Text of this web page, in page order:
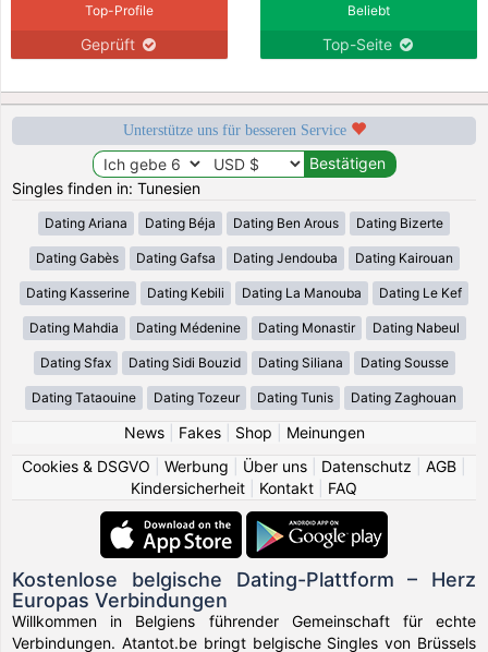
Top-Profile
Geprüft
Beliebt
Top-Seite
Unterstütze uns für besseren Service
Singles finden in: Tunesien
Dating Ariana Dating Béja Dating Ben Arous Dating Bizerte
Dating Gabès Dating Gafsa Dating Jendouba Dating Kairouan
Dating Kasserine Dating Kebili Dating La Manouba Dating Le Kef
Dating Mahdia Dating Médenine Dating Monastir Dating Nabeul
Dating Sfax Dating Sidi Bouzid Dating Siliana Dating Sousse
Dating Tataouine Dating Tozeur Dating Tunis Dating Zaghouan
News| Fakes| Shop
Meinungen
Cookies & DSGVO
Werbung Über uns Datenschutz AGB
Kindersicherheit
Kontakt FAQ
Kostenlose belgische Dating-Plattform – Herz
Europas Verbindungen
Willkommen in Belgiens führender Gemeinschaft für echte
Verbindungen. Atantot.be bringt belgische Singles von Brüssels